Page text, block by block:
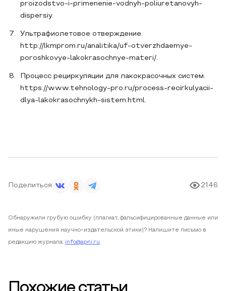
proizodstvo-i-primenenie-vodnyh-poliuretanovyh-
dispersiy.
Ультрафиолетовое отверждение.
http://lkmprom.ru/analitika/uf-otverzhdaemye-
poroshkovye-lakokrasochnye-materi/.
Процесс рециркуляции для лакокрасочных систем.
https://www.tehnology-pro.ru/process-recirkulyacii-
dlya-lakokrasochnykh-sistem.html.
Поделиться 2146
Обнаружили грубую ошибку (плагиат, фальсифицированные данные или
иные нарушения научно-издательской этики)? Напишите письмо в
редакцию журнала: info@apni.ru